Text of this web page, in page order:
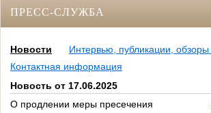
ПРЕСС-СЛУЖБА
Новости
Интервью, публикации,
Контактная информация
Новость от 17.06.2025
О продлении меры пресечения